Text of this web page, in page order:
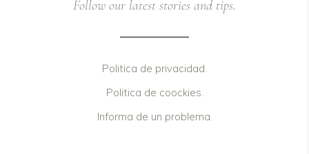
Follow our latest stories and tips.
Politica de privacidad.
Politica de coockies.
Informa de un problema.